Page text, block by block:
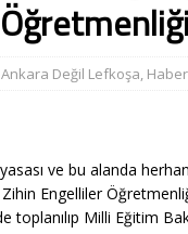
Ankara Değil Lefkoşa,
ve bu alanda
Engelliler
toplanılıp Milli Eğitim